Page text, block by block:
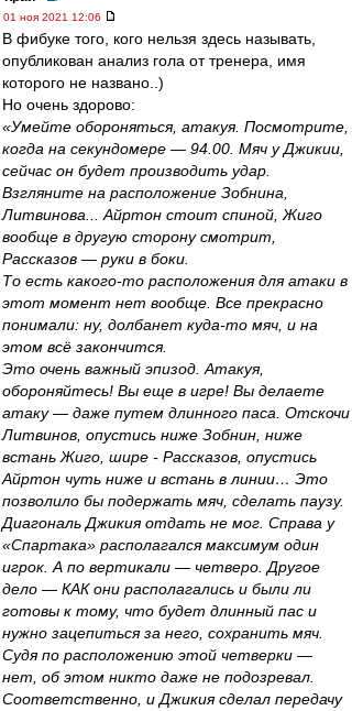
01 ноя 2021 12:06
В фибуке того, кого нельзя здесь называть,
опубликован анализ гола от тренера, имя
которого не названо..)
Но очень здорово:
«Умейте обороняться, атакуя. Посмотрите,
когда на секундомере — 94.00. Мяч у Джикии,
сейчас он будет производить удар.
Взгляните на расположение Зобнина,
Литвинова... Айртон стоит спиной, Жиго
вообще в другую сторону смотрит,
Рассказов — руки в боки.
То есть какого-то расположения для атаки в
этот момент нет вообще. Все прекрасно
понимали: ну, долбанет куда-то мяч, и на
этом всё закончится.
Это очень важный эпизод. Атакуя,
обороняйтесь! Вы еще в игре! Вы делаете
атаку — даже путем длинного паса. Отскочи
Литвинов, опустись ниже Зобнин, ниже
встань Жиго, шире - Рассказов, опустись
Айртон чуть ниже и встань в линии… Это
позволило бы подержать мяч, сделать паузу.
Диагональ Джикия отдать не мог. Справа у
«Спартака» располагался максимум один
игрок. А по вертикали — четверо. Другое
дело — КАК они располагались и были ли
готовы к тому, что будет длинный пас и
нужно зацепиться за него, сохранить мяч.
Судя по расположению этой четверки —
нет, об этом никто даже не подозревал.
Соответственно, и Джикия сделал передачу